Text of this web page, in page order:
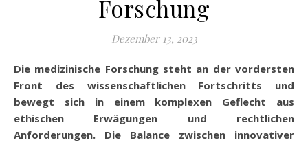
Forschung
Dezember 13, 2023
Die medizinische Forschung steht an der vordersten
Front des wissenschaftlichen Fortschritts und
bewegt sich in einem komplexen Geflecht aus
ethischen Erwägungen und rechtlichen
Anforderungen. Die Balance zwischen innovativer